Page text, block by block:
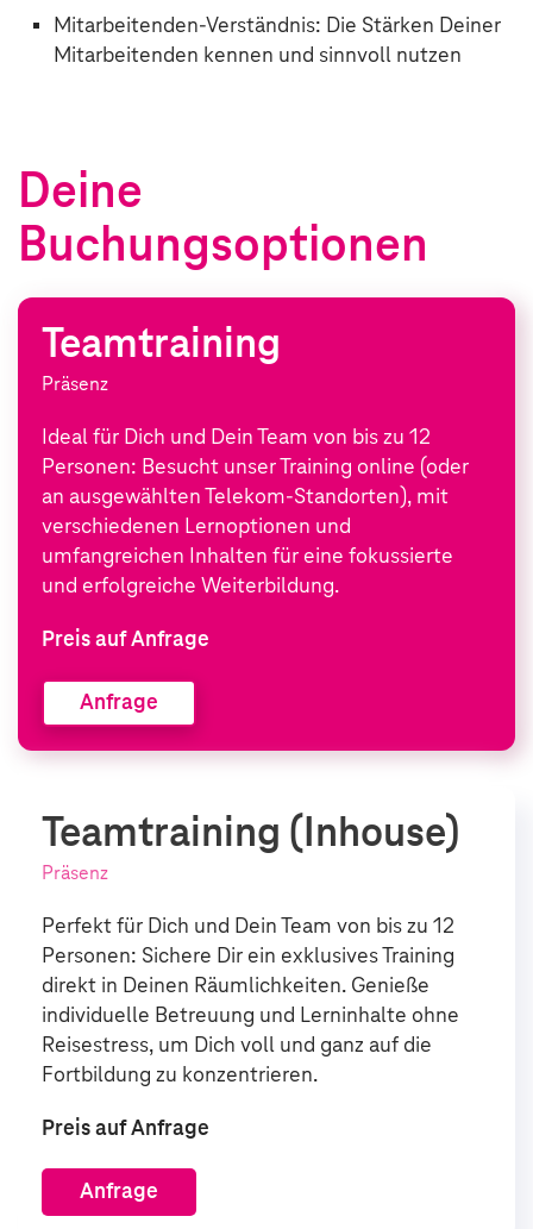
Mitarbeitenden-Verständnis: Die Stärken Deiner
Mitarbeitenden kennen und sinnvoll nutzen
Deine
Buchungsoptionen
Teamtraining
Präsenz
Ideal für Dich und Dein Team von bis zu 12
Personen: Besucht unser Training online (oder
an ausgewählten Telekom-Standorten), mit
verschiedenen Lernoptionen und
umfangreichen Inhalten für eine fokussierte
und erfolgreiche Weiterbildung.
Preis auf Anfrage
Anfrage
Teamtraining (Inhouse)
Präsenz
Perfekt für Dich und Dein Team von bis zu 12
Personen: Sichere Dir ein exklusives Training
direkt in Deinen Räumlichkeiten. Genieße
individuelle Betreuung und Lerninhalte ohne
Reisestress, um Dich voll und ganz auf die
Fortbildung zu konzentrieren.
Preis auf Anfrage
Anfrage